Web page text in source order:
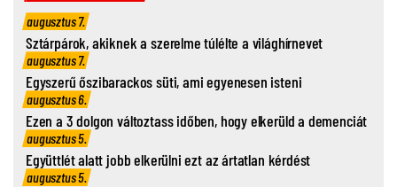
augusztus 7.
Sztárpárok, akiknek a szerelme túlélte a világhírnevet
augusztus 7.
Egyszerű őszibarackos süti, ami egyenesen isteni
augusztus 6.
Ezen a 3 dolgon változtass időben, hogy elkerüld a demenciát
augusztus 5.
Együttlét alatt jobb elkerülni ezt az ártatlan kérdést
augusztus 5.